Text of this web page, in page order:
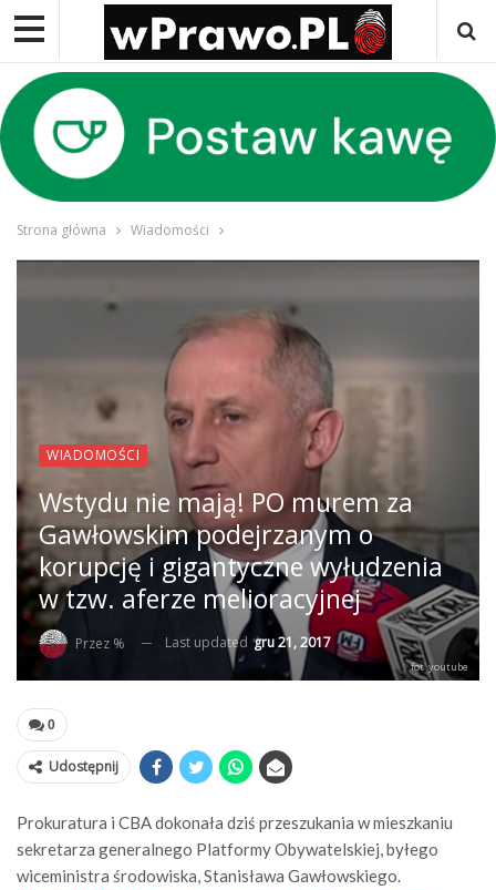
Strona główna Wiadomości
WIADOMOŚCI
Wstydu nie mają! PO murem za
Gawłowskim podejrzanym o
korupcję i gigantyczne wyłudzenia
w tzw. aferze melioracyjnej
Przez % Last updated gru 21, 2017
fot. youtube
0
Udostępnij
Prokuratura i CBA dokonała dziś przeszukania w mieszkaniu
sekretarza generalnego Platformy Obywatelskiej, byłego
wiceministra środowiska, Stanisława Gawłowskiego.